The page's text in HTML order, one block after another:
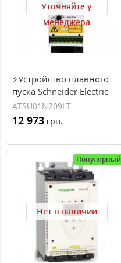
Уточняйте у
менеджера
⚡Устройство плавного
пуска Schneider Electric
серии Altistart ATSU01 9A
400В (ATSU01N209LT)
ATSU01N209LT
12 973 грн.
Популярный
Нет в наличии